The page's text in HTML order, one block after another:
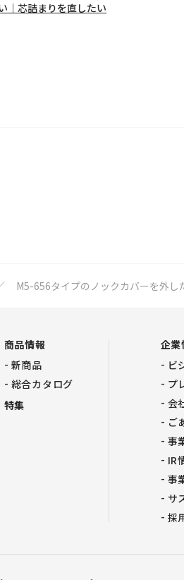
｜芯詰まりを直したい
M5-656タイプのノックカバーを外し
商品情報
新商品
総合カタログ
特集
企業
ビ
プ
会
ご
事
IR
事
サ
採